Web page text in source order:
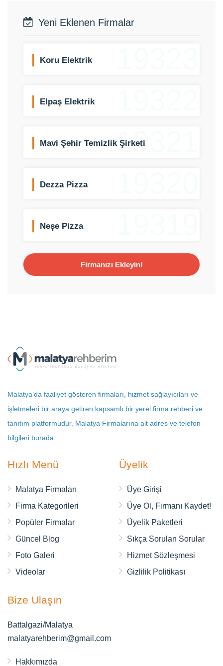
Yeni Eklenen Firmalar
Koru Elektrik
Elpaş Elektrik
19321
Mavi Şehir Temizlik Şirketi
Dezza Pizza
Neşe Pizza
Firmanızı Ekleyin!
Malatya’da faaliyet gösteren firmaları, hizmet sağlayıcıları ve
işletmeleri bir araya getiren kapsamlı bir yerel firma rehberi ve
tanıtım platformudur. Malatya Firmalarına ait adres ve telefon
bilgileri burada.
Hızlı Menü
Malatya Firmaları
Firma Kategorileri
Popüler Firmalar
Güncel Blog
Foto Galeri
Videolar
Üyelik
Üye Girişi
Üye Ol, Firmanı Kaydet!
Üyelik Paketleri
Sıkça Sorulan Sorular
Hizmet Sözleşmesi
Gizlilik Politikası
Bize Ulaşın
Battalgazi/Malatya
malatyarehberim@gmail.com
Hakkımızda